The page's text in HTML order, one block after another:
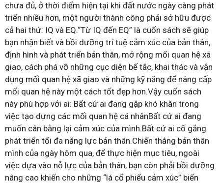
chưa đủ, ở thời điểm hiện tại khi đất nước ngày càng phát
triển nhiều hơn, một người thành công phải sở hữu được
cả hai thứ: IQ và EQ.“Từ IQ đến EQ” là cuốn sách sẽ giúp
bạn nhận biết và bồi dưỡng trí tuệ cảm xúc của bản thân,
định hình và phát triển bản thân, mở rộng mối quan hệ xã
giao, cách phá vỡ những cục diện bế tắc, khai thác và vận
dụng mối quan hệ xã giao và những kỹ năng để nâng cấp
mối quan hệ này một cách tốt đẹp hơn.Vậy cuốn sách
này phù hợp với ai: Bất cứ ai đang gặp khó khăn trong
việc tạo dựng các mối quan hệ cá nhânBất cứ ai đang
muốn cân bằng lại cảm xúc của mình.Bất cứ ai cố gắng
phát triển tối đa năng lực bản thân.Chiến thắng bản thân
mình của ngày hôm qua, để thực hiện mục tiêu, ngoài
việc dựa vào nỗ lực của bản thân, bạn còn phải bồi dưỡng
nâng cao khiến cho những “lá cổ phiếu cảm xúc” biến